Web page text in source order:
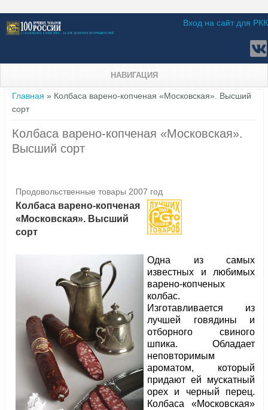
Вход на сайт для РКК
НАВИГАЦИЯ
Вы здесь
Главная » Колбаса варено-копченая «Московская». Высший
сорт
Колбаса варено-копченая «Московская».
Высший сорт
Продовольственные товары 2007 год
Колбаса варено-копченая
«Московская». Высший
сорт
Одна из самых
известных и любимых
варено-копченых
колбас.
Изготавливается из
лучшей говядины и
отборного свиного
шпика. Обладает
неповторимым
ароматом, который
придают ей мускатный
орех и черный перец.
Колбаса «Московская»